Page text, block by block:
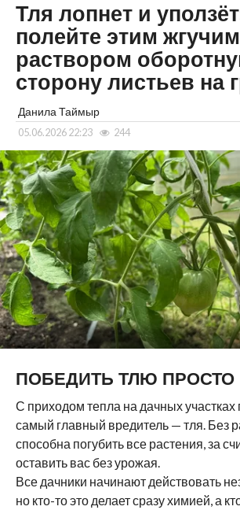
Тля лопнет и
полейте этим жгучим
раствором
сторону листьев на
Данила Таймыр
05.06.2026 22:23 244
ПОБЕДИТЬ ТЛЮ ПРОСТО
С приходом тепла на дачных участках
самый главный вредитель — тля. Без
способна погубить все растения, за
оставить вас без урожая.
Все дачники начинают действовать
но кто-то это делает сразу химией, а